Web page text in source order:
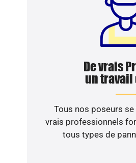
De vrais
un travail
Tous nos poseurs
vrais professionnels
tous types de